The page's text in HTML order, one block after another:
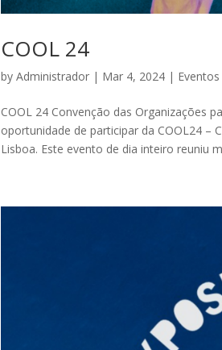
COOL 24
byAdministrador | Mar 4, 2024 | Eventos
COOL 24 Convenção das Organizações
oportunidade de participar da COOL24 –
Lisboa. Este evento de dia inteiro reuniu